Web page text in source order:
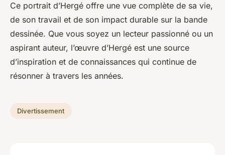
Ce portrait d’Hergé offre une vue complète de sa vie,
de son travail et de son impact durable sur la bande
dessinée. Que vous soyez un lecteur passionné ou un
aspirant auteur, l’œuvre d’Hergé est une source
d’inspiration et de connaissances qui continue de
résonner à travers les années.
Divertissement